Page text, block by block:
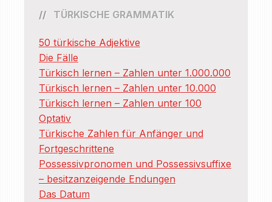
TÜRKISCHE GRAMMATIK
50 türkische Adjektive
Die Fälle
Türkisch lernen – Zahlen unter 1.000.000
Türkisch lernen – Zahlen unter 10.000
Türkisch lernen – Zahlen unter 100
Optativ
Türkische Zahlen für Anfänger und
Fortgeschrittene
Possessivpronomen und Possessivsuffixe
– besitzanzeigende Endungen
Das Datum